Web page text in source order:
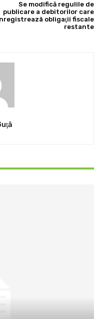
Se modifică regulile de
publicare a debitorilor care
obligaţii fiscale
restante